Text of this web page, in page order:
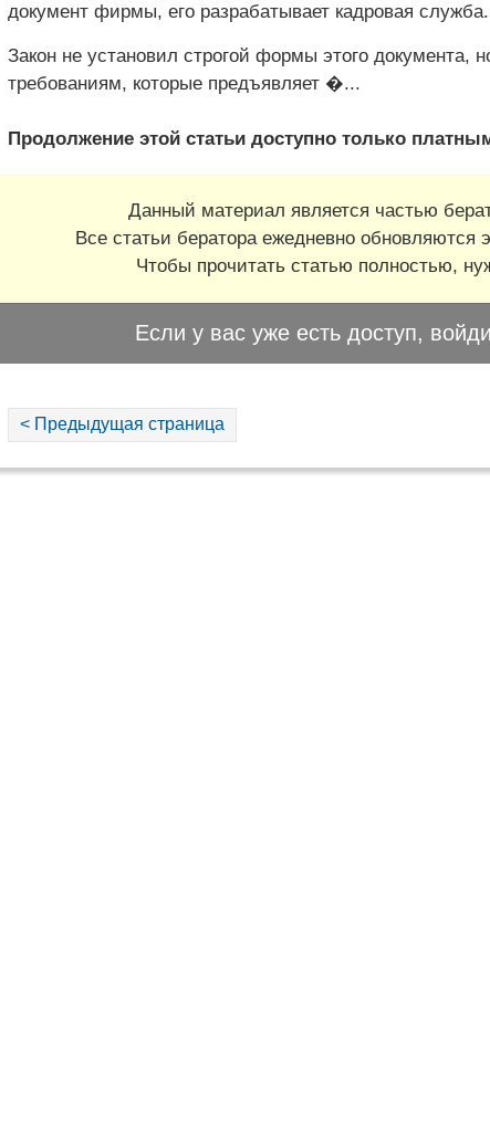
документ фирмы, его разрабатывает кадровая служба.
Закон не установил строгой формы этого документа,
требованиям, которые предъявляет �...
Продолжение этой статьи доступно только
Данный материал является частью
Все статьи бератора ежедневно обновляются
Чтобы прочитать статью полностью,
Если у вас уже есть доступ,
< Предыдущая страница